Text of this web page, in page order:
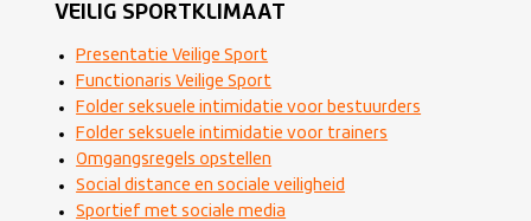
VEILIG SPORTKLIMAAT
Presentatie Veilige Sport
Functionaris Veilige Sport
Folder seksuele intimidatie voor bestuurders
Folder seksuele intimidatie voor trainers
Omgangsregels opstellen
Social distance en sociale veiligheid
Sportief met sociale media